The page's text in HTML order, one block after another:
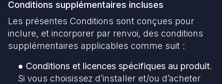
Conditions supplémentaires incluses
Les présentes Conditions sont conçues pour
inclure, et incorporer par renvoi, des conditions
supplémentaires applicables comme suit :
● Conditions et licences spécifiques au produit.
Si vous choisissez d’installer et/ou d’acheter